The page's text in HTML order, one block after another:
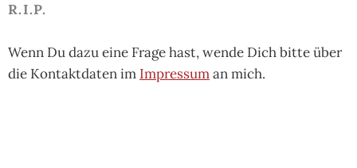
R.I.P.
Wenn Du da­zu eine Fra­ge hast, wen­de Dich bit­te über
die Kon­takt­da­ten im Im­pres­suman mich.